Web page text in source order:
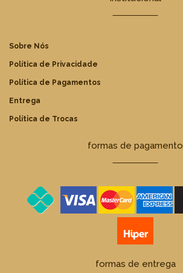
Sobre Nós
Política de Privacidade
Política de Pagamentos
Entrega
Política de Trocas
formas de pagamento
formas de entrega